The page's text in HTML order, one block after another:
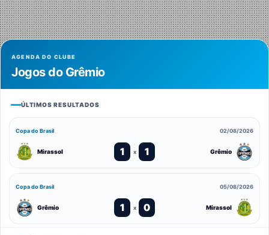
AGENDA DO CLUBE
Jogos do Grêmio
ÚLTIMOS RESULTADOS
Copa do Brasil 02/08/2026
Mirassol 1 x 1 Grêmio
Copa do Brasil 05/08/2026
Grêmio 1 x 0 Mirassol